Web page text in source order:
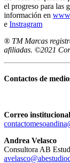
el progreso para las
información en
e Instragram
® TM Marcas
afiliadas. ©2021
Contactos de
Correo institucional
Andrea Velasco
Consultora AB